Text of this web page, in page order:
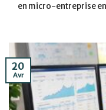
en micro-entreprise
20
Avr